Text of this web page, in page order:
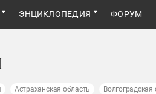
ЭНЦИКЛОПЕДИЯ ФОРУМ
Астраханская область Волгоградская